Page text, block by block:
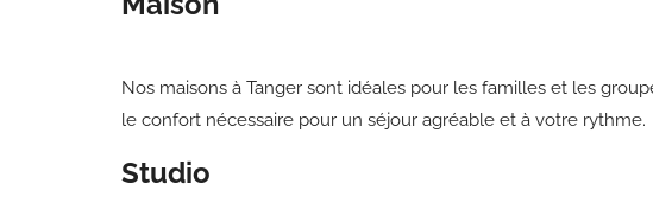
Nos maisons à Tanger sont idéales pour les familles et les
le confort nécessaire pour un séjour agréable et à votre rythme.
Studio